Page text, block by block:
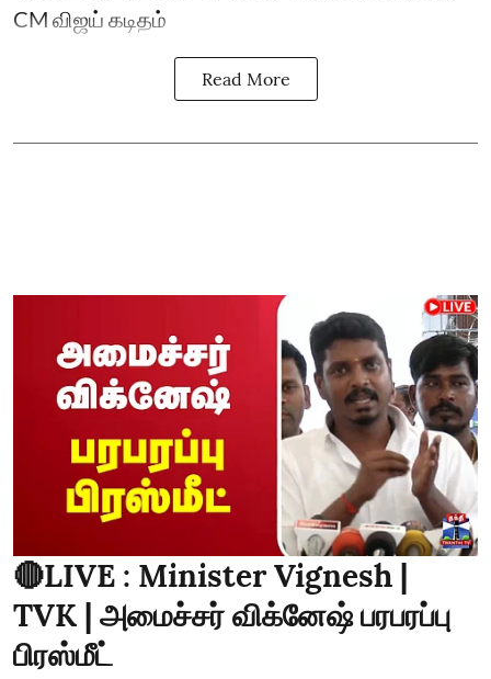
CM விஜய் கடிதம்
Read More
🔴LIVE : Minister Vignesh |
TVK | அமைச்சர் விக்னேஷ் பரபரப்பு
பிரஸ்மீட்